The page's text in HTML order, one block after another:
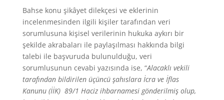
Bahse konu şikâyet dilekçesi ve eklerinin
incelenmesinden ilgili kişiler tarafından veri
sorumlusuna kişisel verilerinin hukuka aykırı bir
şekilde akrabaları ile paylaşılması hakkında bilgi
talebi ile başvuruda bulunulduğu, veri
sorumlusunun cevabi yazısında ise, “Alacaklı vekili
tarafından bildirilen üçüncü şahıslara İcra ve İflas
Kanunu (İİK) 89/1 Haciz ihbarnamesi gönderilmiş olup,